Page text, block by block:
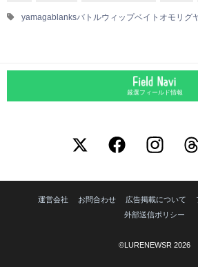
yamagablanksバトルウィップベイトオモリグ
厳選フィールド情報
運営会社 お問合わせ 広告掲載について
外部送信ポリシー
©LURENEWSR 2026